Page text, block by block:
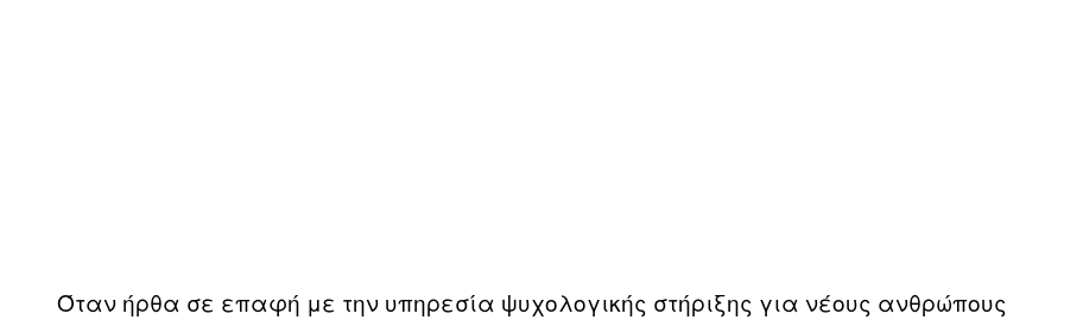
Όταν ήρθα σε επαφή με την υπηρεσία ψυχολογικής στήριξης για νέους ανθρώπους